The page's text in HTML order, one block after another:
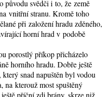
původu svědči i to, že země
vnitřní stranu. Kromě toho
při založení hradu zděného,
horní hrad v podobě
porostlý příkop přicházelo
horního hradu. Dobře ještě
snad napuštěn byl vodou
na kterouž most spuštěný
příční zdi brány, skrze niž